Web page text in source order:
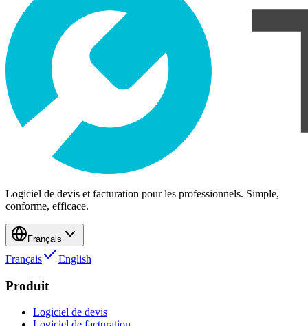
Logiciel de devis et facturation pour les professionnels. Simple,
conforme, efficace.
Français
Français English
Produit
Logiciel de devis